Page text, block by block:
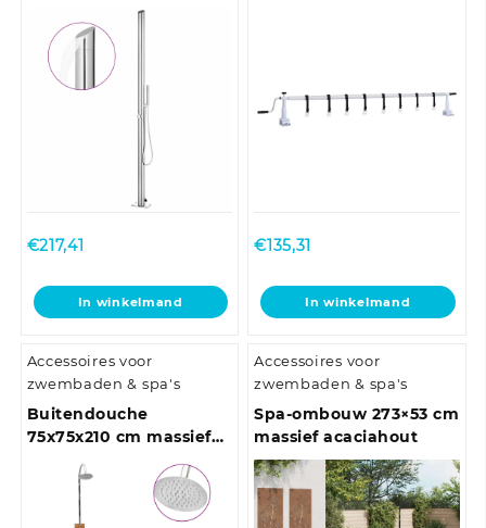
€217,41
In winkelmand
€135,31
In winkelmand
Accessoires voor
zwembaden & spa's
Buitendouche
75x75x210 cm massief
teakhout
Accessoires voor
zwembaden & spa's
Spa-ombouw 273×53 cm
massief acaciahout